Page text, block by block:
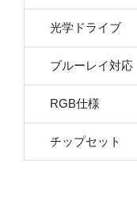
光学ドライブ
ブルーレイ対応
RGB仕様
チップセット